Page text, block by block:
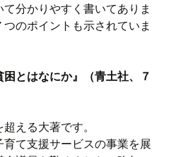
分かりやすく書いてありま
のポイントも示されていま
とはなにか』（青土社、７
える大著です。
て支援サービスの事業を展